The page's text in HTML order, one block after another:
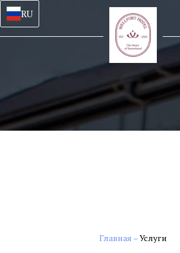
RU
Главная –Услуги